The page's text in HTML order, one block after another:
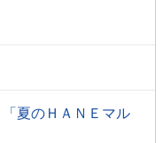
夏のＨＡＮＥマル